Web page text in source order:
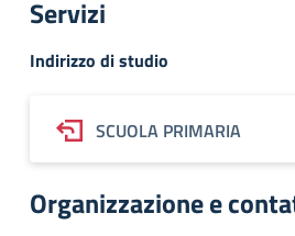
Servizi
Indirizzo di studio
SCUOLA PRIMARIA
Organizzazione e